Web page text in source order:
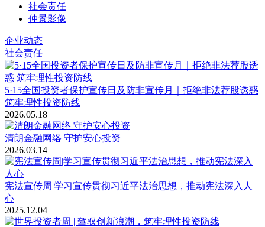
社会责任
仲景影像
企业动态
社会责任
5·15全国投资者保护宣传日及防非宣传月｜拒绝非法荐股诱惑
筑牢理性投资防线
2026.05.18
清朗金融网络 守护安心投资
2026.03.14
宪法宣传周|学习宣传贯彻习近平法治思想，推动宪法深入人
心
2025.12.04